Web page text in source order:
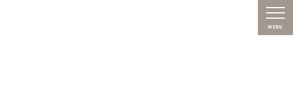
MENU